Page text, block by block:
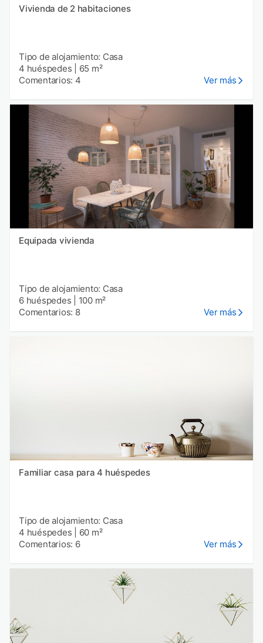
Vivienda de 2 habitaciones
Tipo de alojamiento: Casa
4 huéspedes
65 m²
Comentarios: 4
Ver más
Equipada vivienda
Tipo de alojamiento: Casa
6 huéspedes
100 m²
Comentarios: 8
Ver más
Familiar casa para 4 huéspedes
Tipo de alojamiento: Casa
4 huéspedes
60 m²
Comentarios: 6
Ver más